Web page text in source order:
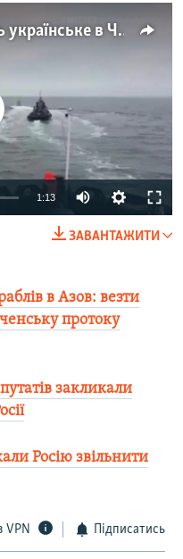
Російське судно таранить українське в Чорному морі – відео
available
1:13
ЗАВАНТАЖИТИ
в Азов: везти
протоку
закликали
Росію звільнити
VPN Підписатись